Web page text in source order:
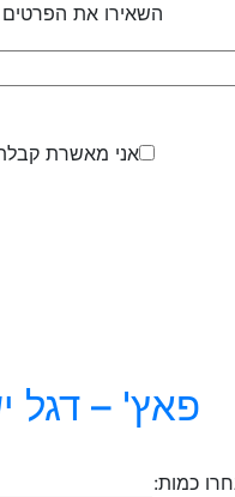
השאירו את הפרטים
אני מאשרת קבלת
פאץ' – דגל
כמות: